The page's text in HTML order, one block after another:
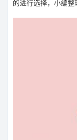
的进行选择，小编整